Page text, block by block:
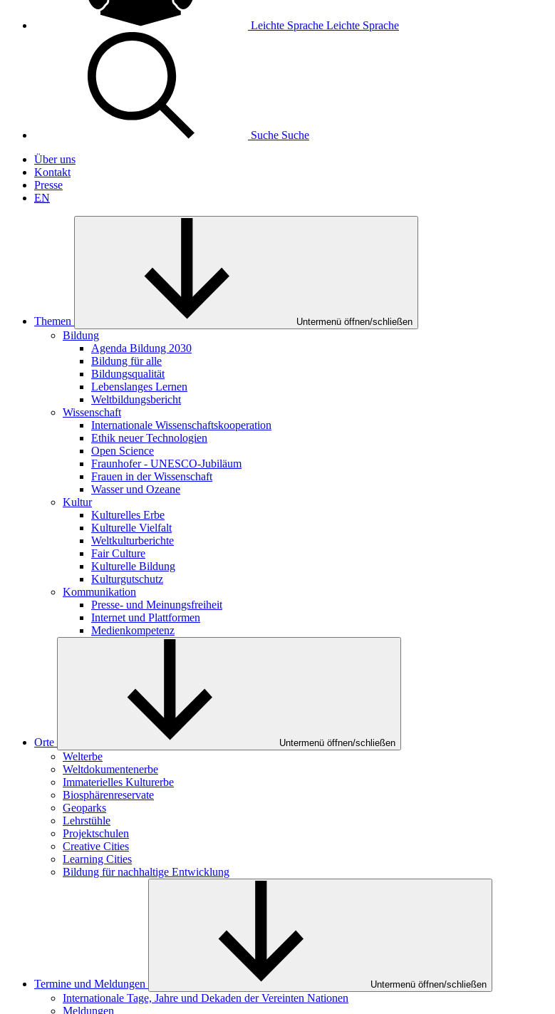
Leichte Sprache Leichte Sprache
Suche Suche
Über uns
Kontakt
Presse
EN
Themen Untermenü öffnen/schließen
Bildung
Agenda Bildung 2030
Bildung für alle
Bildungsqualität
Lebenslanges Lernen
Weltbildungsbericht
Wissenschaft
Internationale Wissenschaftskooperation
Ethik neuer Technologien
Open Science
Fraunhofer - UNESCO-Jubiläum
Frauen in der Wissenschaft
Wasser und Ozeane
Kultur
Kulturelles Erbe
Kulturelle Vielfalt
Weltkulturberichte
Fair Culture
Kulturelle Bildung
Kulturgutschutz
Kommunikation
Presse- und Meinungsfreiheit
Internet und Plattformen
Medienkompetenz
Orte Untermenü öffnen/schließen
Welterbe
Weltdokumentenerbe
Immaterielles Kulturerbe
Biosphärenreservate
Geoparks
Lehrstühle
Projektschulen
Creative Cities
Learning Cities
Bildung für nachhaltige Entwicklung
Termine und Meldungen Untermenü öffnen/schließen
Internationale Tage, Jahre und Dekaden der Vereinten Nationen
Meldungen